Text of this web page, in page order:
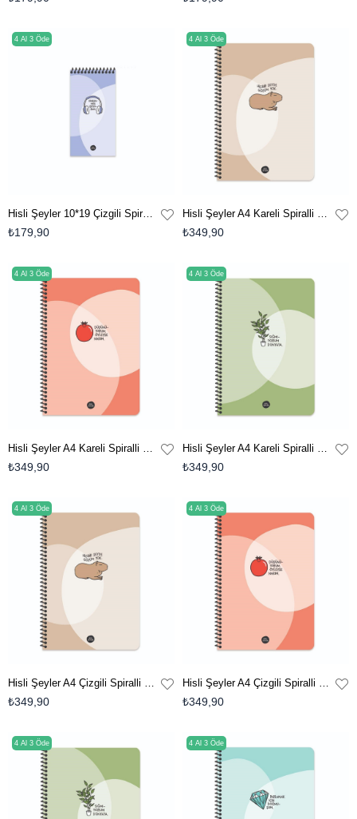
Hisli Şeyler 10*19 Çizgili Spiralli Karton Kapak Bloknot - Dinlenmek İstiyorum
₺179,90
4 Al 3 Öde
Hisli Şeyler A4 Kareli Spiralli Defter - Hiçbir Şeyde Gözüm Yok
₺349,90
4 Al 3 Öde
Hisli Şeyler A4 Kareli Spiralli Defter - Düşünüyorum Öyleyse Narım
₺349,90
4 Al 3 Öde
Hisli Şeyler A4 Kareli Spiralli Defter - Sığmıyorum Dünyaya
₺349,90
4 Al 3 Öde
Hisli Şeyler A4 Çizgili Spiralli Defter - Hiçbir Şeyde Gözüm Yok
₺349,90
4 Al 3 Öde
Hisli Şeyler A4 Çizgili Spiralli Defter - Düşünüyorum Öyleyse Narım
₺349,90
4 Al 3 Öde
4 Al 3 Öde 4 Al 3 Öde